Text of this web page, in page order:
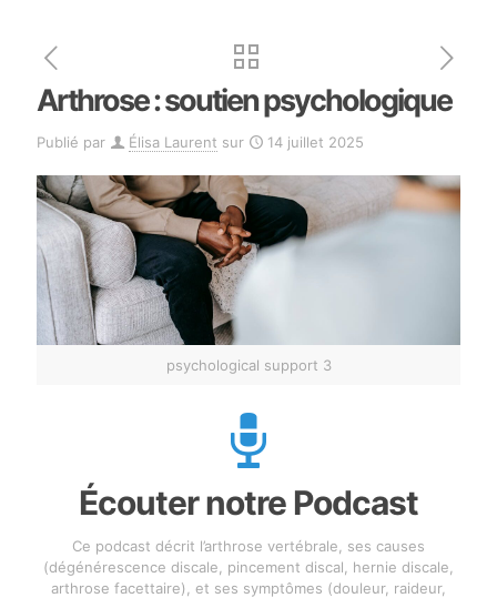
Arthrose : soutien psychologique
Publié par Élisa Laurent sur 14 juillet 2025
psychological support 3
Écouter notre Podcast
Ce podcast décrit l’arthrose vertébrale, ses causes
(dégénérescence discale, pincement discal, hernie discale,
arthrose facettaire), et ses symptômes (douleur, raideur,